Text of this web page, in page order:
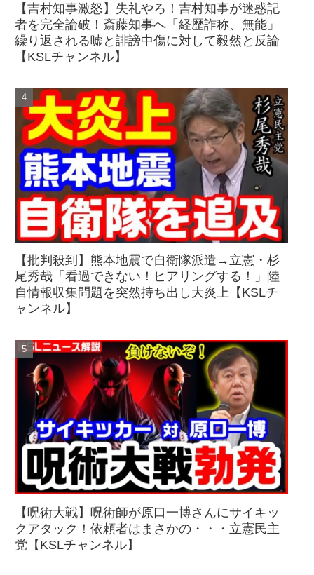
【吉村知事激怒】失礼やろ！吉村知事が迷惑記
者を完全論破！斎藤知事へ「経歴詐称、無能」
繰り返される嘘と誹謗中傷に対して毅然と反論
【KSLチャンネル】
【批判殺到】熊本地震で自衛隊派遣→立憲・杉
尾秀哉「看過できない！ヒアリングする！」陸
自情報収集問題を突然持ち出し大炎上【KSLチ
ャンネル】
【呪術大戦】呪術師が原口一博さんにサイキッ
クアタック！依頼者はまさかの・・・立憲民主
党【KSLチャンネル】